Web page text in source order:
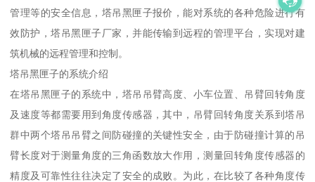
管理等的安全信息，塔吊黑匣子报价，能对系统的各种危险进行有
效防护，塔吊黑匣子厂家，并能传输到远程的管理平台，实现对建
筑机械的远程管理和控制。
塔吊黑匣子的系统介绍
在塔吊黑匣子的系统中，塔吊吊臂高度、小车位置、吊臂回转角度
及速度等都需要用到角度传感器，其中，吊臂回转角度关系到塔吊
群中两个塔吊吊臂之间防碰撞的关键性安全，由于防碰撞计算的吊
臂长度对于测量角度的三角函数放大作用，测量回转角度传感器的
精度及可靠性往往决定了安全的成败。为此，在比较了各种角度传